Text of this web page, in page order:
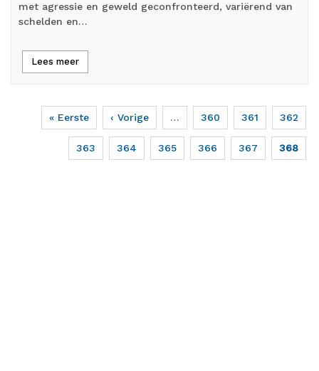
met agressie en geweld geconfronteerd, variërend van
schelden en…
Lees meer
Paginering
Eerste
pagina
« Eerste
Vorige
pagina
‹ Vorige … Page
360 Page
361 Page
362
Page
363 Page
364 Page
365 Page
366 Page
367
Huidige
pagina
368